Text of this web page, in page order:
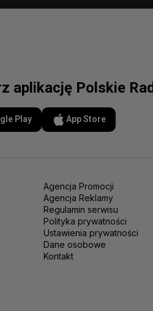
aplikację Polskie
Play App Store
Agencja Promocji
Agencja Reklamy
Regulamin serwisu
Polityka prywatności
Ustawienia prywatności
Dane osobowe
Kontakt